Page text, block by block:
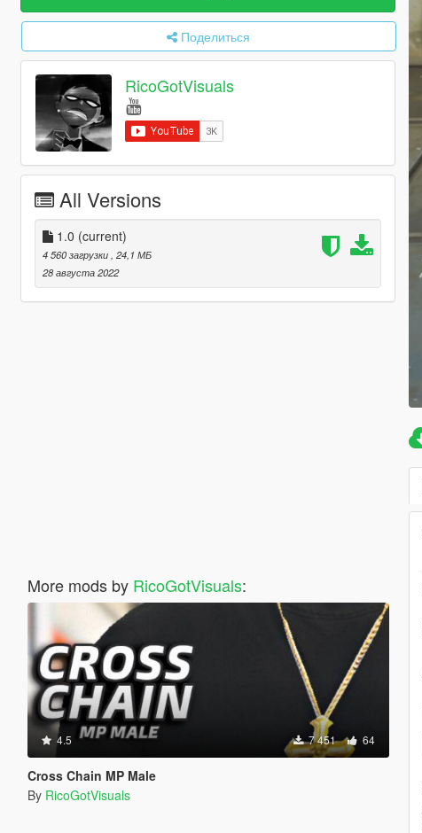
Поделиться
RicoGotVisuals
All Versions
1.0 (current)
4 560 загрузки , 24,1 МБ
28 августа 2022
More mods by RicoGotVisuals:
4.5 7 451 64
Cross Chain MP Male
By RicoGotVisuals